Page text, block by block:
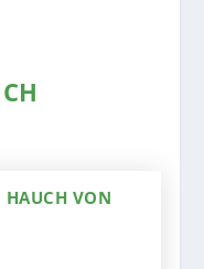
HAUCH VON